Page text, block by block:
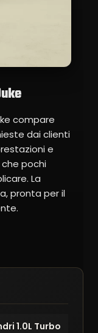
compare
dai clienti
e
pochi
La
pronta per il
1.0L Turbo